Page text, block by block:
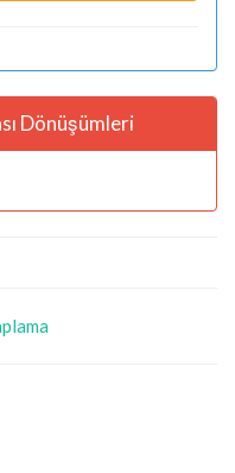
Dönüşümleri